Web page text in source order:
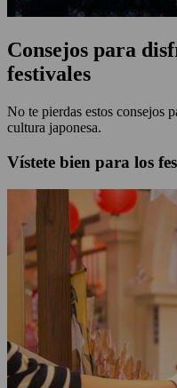
Consejos para
festivales
No te pierdas estos consejos
cultura japonesa.
Vístete bien para los